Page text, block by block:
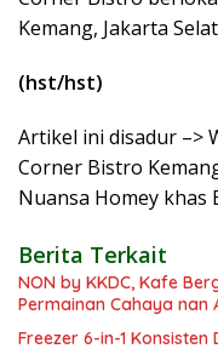
Kemang, Jakarta
(hst/hst)
Artikel ini disadur –>
Corner Bistro
Nuansa Homey khas
Berita Terkait
NON by KKDC, Kafe
Permainan Cahaya nan
Freezer 6-in-1